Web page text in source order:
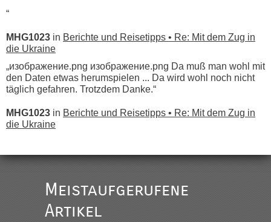
“
MHG1023 in Berichte und Reisetipps • Re: Mit dem Zug in
die Ukraine
„изображение.png изображение.png Da muß man wohl mit
den Daten etwas herumspielen ... Da wird wohl noch nicht
täglich gefahren. Trotzdem Danke.“
MHG1023 in Berichte und Reisetipps • Re: Mit dem Zug in
die Ukraine
Ist korrekt, aber ich finde man hätte trotzdem im Text gleich
darauf hinweisen können.
War aber nicht "böse" gemeint ...
Meistaufgerufene
Artikel